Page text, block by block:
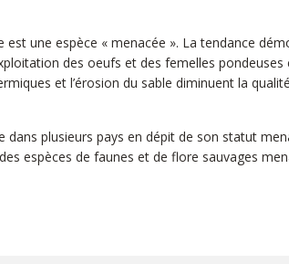
est une espèce « menacée ». La tendance
des oeufs et des femelles
et l’érosion du sable diminuent la
plusieurs pays en dépit de son statut
espèces de faunes et de flore sauvages